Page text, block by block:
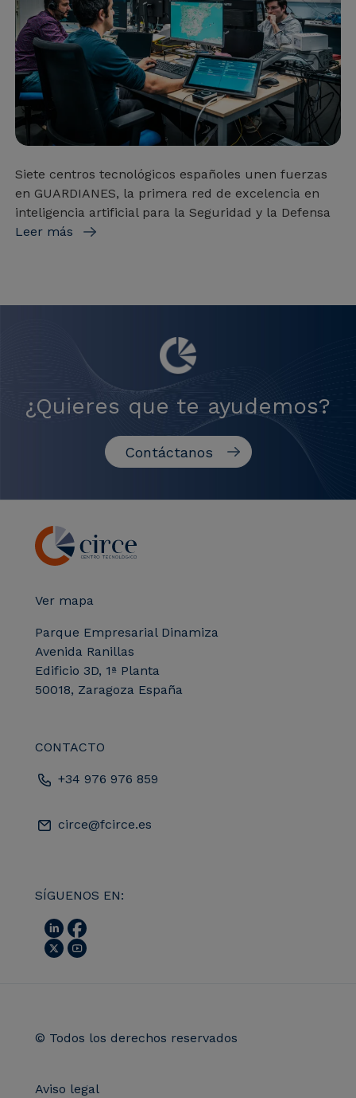
Siete centros tecnológicos españoles unen fuerzas
en GUARDIANES, la primera red de excelencia en
inteligencia artificial para la Seguridad y la Defensa
Leer más
¿Quieres que te ayudemos?
Contáctanos
Ver mapa
Parque Empresarial Dinamiza
Avenida Ranillas
Edificio 3D, 1ª Planta
50018, Zaragoza España
CONTACTO
+34 976 976 859
circe@fcirce.es
SÍGUENOS EN:
© Todos los derechos reservados
Aviso legal